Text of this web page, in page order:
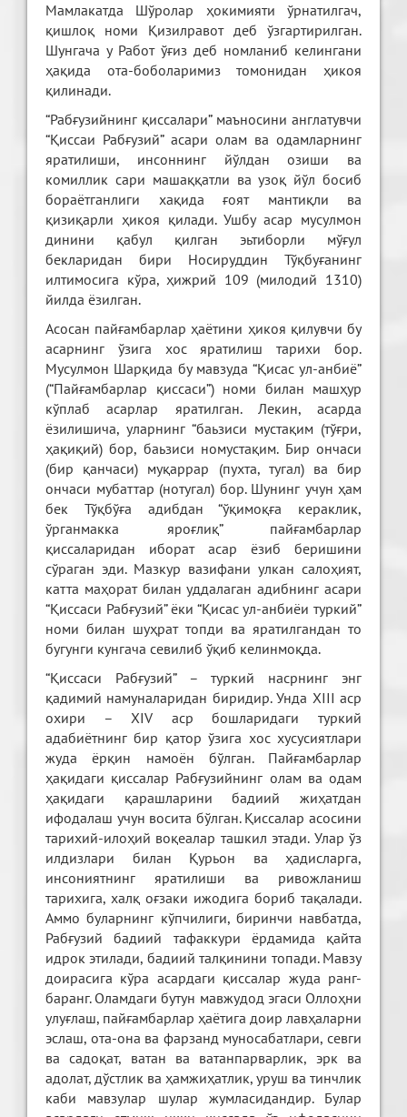
Мамлакатда Шўролар ҳокимияти ўрнатилгач,
қишлоқ номи Қизилравот деб ўзгартирилган.
Шунгача у Работ ўғиз деб номланиб келингани
ҳақида ота-боболаримиз томонидан ҳикоя
қилинади.
“Рабғузийнинг қиссалари” маъносини англатувчи
“Қиссаи Рабғузий” асари олам ва одамларнинг
яратилиши, инсоннинг йўлдан озиши ва
комиллик сари машаққатли ва узоқ йўл босиб
бораётганлиги хақида ғоят мантиқли ва
қизиқарли ҳикоя қилади. Ушбу асар мусулмон
динини қабул қилган эьтиборли мўғул
бекларидан бири Носируддин Тўқбуғанинг
илтимосига кўра, ҳижрий 109 (милодий 1310)
йилда ёзилган.
Асосан пайғамбарлар ҳаётини ҳикоя қилувчи бу
асарнинг ўзига хос яратилиш тарихи бор.
Мусулмон Шарқида бу мавзуда “Қисас ул-анбиё”
(“Пайғамбарлар қиссаси”) номи билан машҳур
кўплаб асарлар яратилган. Лекин, асарда
ёзилишича, уларнинг “баьзиси мустақим (тўғри,
ҳақиқий) бор, баьзиси номустақим. Бир ончаси
(бир қанчаси) муқаррар (пухта, тугал) ва бир
ончаси мубаттар (нотугал) бор. Шунинг учун ҳам
бек Тўқбўға адибдан “ўқимоқға кераклик,
ўрганмакка яроғлиқ” пайғамбарлар
қиссаларидан иборат асар ёзиб беришини
сўраган эди. Мазкур вазифани улкан салоҳият,
катта маҳорат билан уддалаган адибнинг асари
“Қиссаси Рабғузий” ёки “Қисас ул-анбиёи туркий”
номи билан шуҳрат топди ва яратилгандан то
бугунги кунгача севилиб ўқиб келинмоқда.
“Қиссаси Рабғузий” – туркий насрнинг энг
қадимий намуналаридан биридир. Унда XIII аср
охири – XIV аср бошларидаги туркий
адабиётнинг бир қатор ўзига хос хусусиятлари
жуда ёрқин намоён бўлган. Пайғамбарлар
ҳақидаги қиссалар Рабғузийнинг олам ва одам
ҳақидаги қарашларини бадиий жиҳатдан
ифодалаш учун восита бўлган. Қиссалар асосини
тарихий-илоҳий воқеалар ташкил этади. Улар ўз
илдизлари билан Қурьон ва ҳадисларга,
инсониятнинг яратилиши ва ривожланиш
тарихига, халқ оғзаки ижодига бориб тақалади.
Аммо буларнинг кўпчилиги, биринчи навбатда,
Рабғузий бадиий тафаккури ёрдамида қайта
идрок этилади, бадиий талқинини топади. Мавзу
доирасига кўра асардаги қиссалар жуда ранг-
баранг. Оламдаги бутун мавжудод эгаси Оллоҳни
улуғлаш, пайғамбарлар ҳаётига доир лавҳаларни
эслаш, ота-она ва фарзанд муносабатлари, севги
ва садоқат, ватан ва ватанпарварлик, эрк ва
адолат, дўстлик ва ҳамжиҳатлик, уруш ва тинчлик
каби мавзулар шулар жумласидандир. Булар